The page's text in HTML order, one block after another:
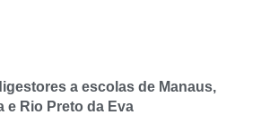
a escolas de Manaus,
e Rio Preto da Eva